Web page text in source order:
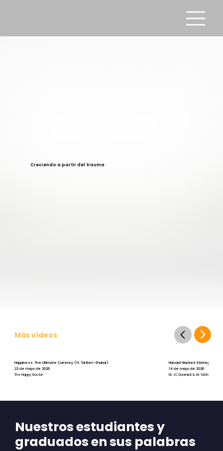
Creciendo a partir del trauma
Más vídeos
Happiness: The Ultimate Currency (ft. Tal Ben-Shahar)
22 de mayo de 2026
The Happy Doctor
Harvard-Backed Strategies for
14 de mayo de 2026
Dr. JC Doornick & Dr. Tal Ben-
Nuestros estudiantes y
graduados en sus palabras